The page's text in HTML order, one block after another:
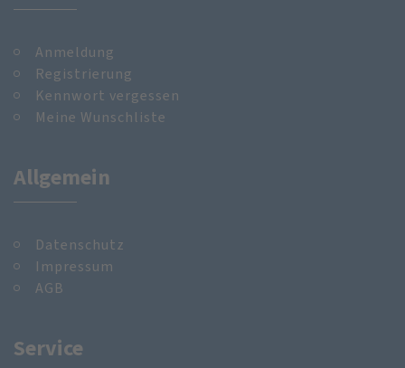
Anmeldung
Registrierung
Kennwort vergessen
Meine Wunschliste
Allgemein
Datenschutz
Impressum
AGB
Service